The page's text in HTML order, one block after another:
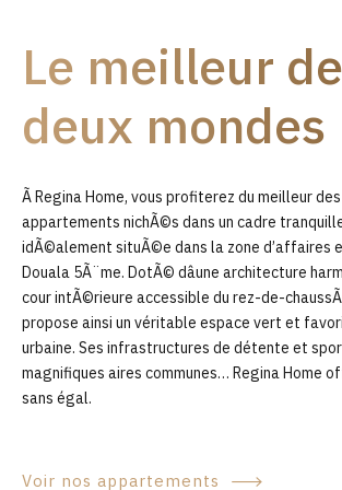
0
Le meilleur
deux mondes
Ã Regina Home, vous profiterez du meilleur
appartements nichÃ©s dans un cadre
idÃ©alement situÃ©e dans la zone d’affaires
Douala 5Ã¨me. DotÃ© dâune architecture
cour intÃ©rieure accessible du rez-de-
propose ainsi un véritable espace vert et
urbaine. Ses infrastructures de détente et
magnifiques aires communes… Regina Home
sans égal.
Voir nos appartements